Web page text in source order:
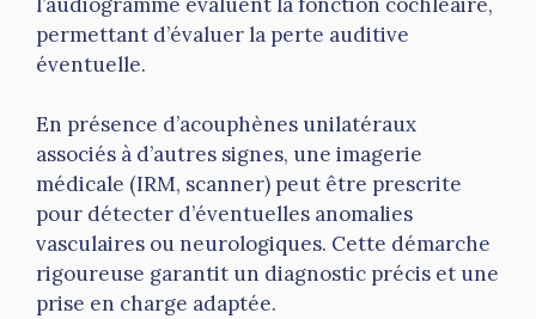
permettant d’évaluer la perte auditive
éventuelle.
En présence d’acouphènes unilatéraux
associés à d’autres signes, une imagerie
médicale (IRM, scanner) peut être prescrite
pour détecter d’éventuelles anomalies
vasculaires ou neurologiques. Cette démarche
rigoureuse garantit un diagnostic précis et une
prise en charge adaptée.